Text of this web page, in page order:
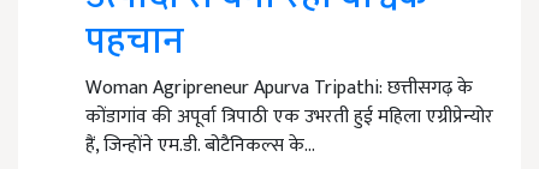
पहचान
Woman Agripreneur Apurva Tripathi: छत्तीसगढ़ के
कोंडागांव की अपूर्वा त्रिपाठी एक उभरती हुई महिला एग्रीप्रेन्योर
हैं, जिन्होंने एम.डी. बोटैनिकल्स के…